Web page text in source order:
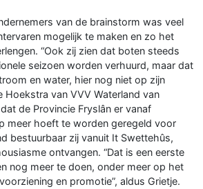
van de brainstorm was veel
mogelijk te maken en zo het
“Ook zij zien dat boten steeds
seizoen worden verhuurd, maar dat
en water, hier nog niet op zijn
Hoekstra van VVV Waterland van
de Provincie Fryslân er vanaf
meer hoeft te worden geregeld voor
bestuurbaar zij vanuit It Swettehûs,
ontvangen. “Dat is een eerste
nog meer te doen, onder meer op het
en promotie”, aldus Grietje.